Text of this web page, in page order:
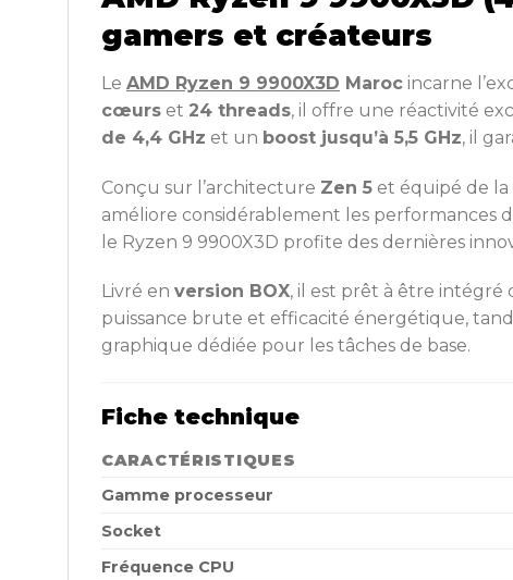
gamers et créateurs
Le AMD Ryzen 9 9900X3D Maroc incarne
cœurs et 24 threads, il offre une réactivité
de 4,4 GHz et un boost jusqu’à 5,5 GHz, il
Conçu sur l’architecture Zen 5 et équipé de la
améliore considérablement les performances
le Ryzen 9 9900X3D profite des dernières
Livré en version BOX, il est prêt à être intégré
puissance brute et efficacité énergétique,
graphique dédiée pour les tâches de base.
Fiche technique
CARACTÉRISTIQUES
Gamme processeur
Socket
Fréquence CPU